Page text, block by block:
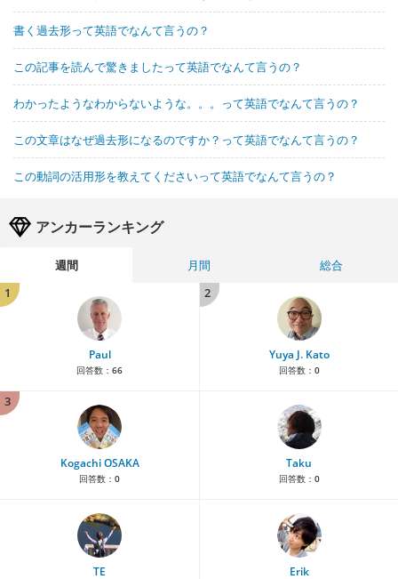
書く過去形って英語でなんて言うの？
この記事を読んで驚きましたって英語でなんて言うの？
わかったようなわからないような。。。って英語でなんて言うの？
この文章はなぜ過去形になるのですか？って英語でなんて言うの？
この動詞の活用形を教えてくださいって英語でなんて言うの？
アンカーランキング
週間 月間
総合
1
Paul
回答数： 66
2
Yuya J. Kato
回答数： 0
3
Kogachi OSAKA
回答数： 0
Taku
回答数： 0
TE Erik